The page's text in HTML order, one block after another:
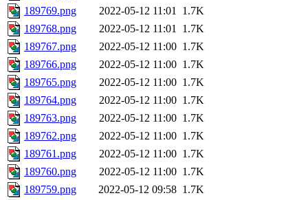
189769.png
2022-05-12 11:01 1.7K
189768.png
2022-05-12 11:01 1.7K
189767.png
2022-05-12 11:00 1.7K
189766.png
2022-05-12 11:00 1.7K
189765.png
2022-05-12 11:00 1.7K
189764.png
2022-05-12 11:00 1.7K
189763.png
2022-05-12 11:00 1.7K
189762.png
2022-05-12 11:00 1.7K
189761.png
2022-05-12 11:00 1.7K
189760.png
2022-05-12 11:00 1.7K
189759.png
2022-05-12 09:58 1.7K